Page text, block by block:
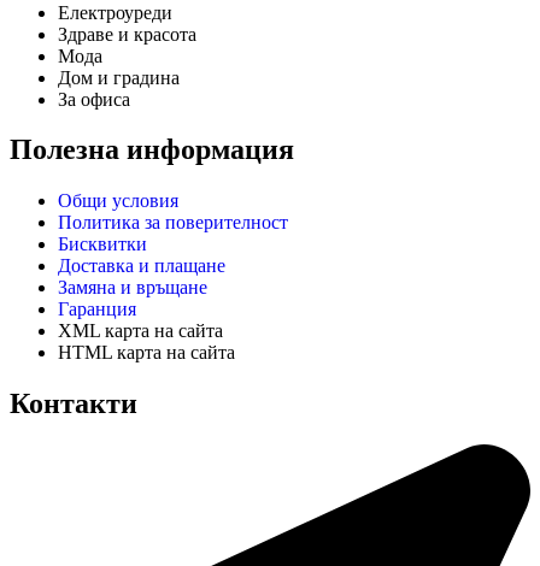
Електроуреди
Здраве и красота
Мода
Дом и градина
За офиса
Полезна информация
Общи условия
Политика за поверителност
Бисквитки
Доставка и плащане
Замяна и връщане
Гаранция
XML карта на сайта
HTML карта на сайта
Контакти